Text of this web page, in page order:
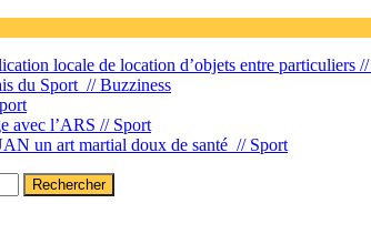
locale de location d’objets entre particuliers //
du Sport //Buzziness
avec l’ARS // Sport
un art martial doux de santé // Sport